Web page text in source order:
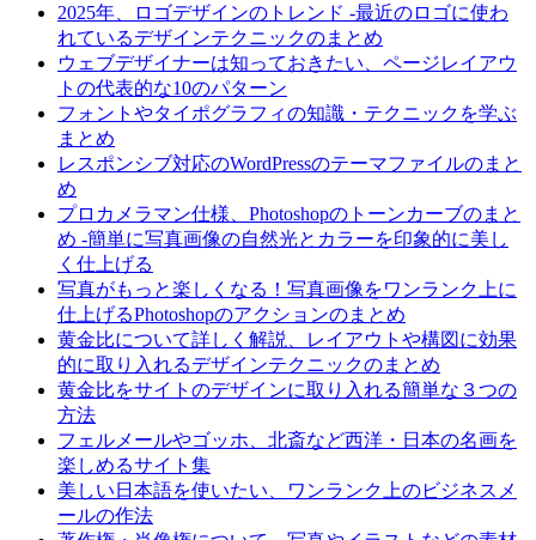
2025年、ロゴデザインのトレンド -最近のロゴに使わ
れているデザインテクニックのまとめ
ウェブデザイナーは知っておきたい、ページレイアウ
トの代表的な10のパターン
フォントやタイポグラフィの知識・テクニックを学ぶ
まとめ
レスポンシブ対応のWordPressのテーマファイルのまと
め
プロカメラマン仕様、Photoshopのトーンカーブのまと
め -簡単に写真画像の自然光とカラーを印象的に美し
く仕上げる
写真がもっと楽しくなる！写真画像をワンランク上に
仕上げるPhotoshopのアクションのまとめ
黄金比について詳しく解説、レイアウトや構図に効果
的に取り入れるデザインテクニックのまとめ
黄金比をサイトのデザインに取り入れる簡単な３つの
方法
フェルメールやゴッホ、北斎など西洋・日本の名画を
楽しめるサイト集
美しい日本語を使いたい、ワンランク上のビジネスメ
ールの作法